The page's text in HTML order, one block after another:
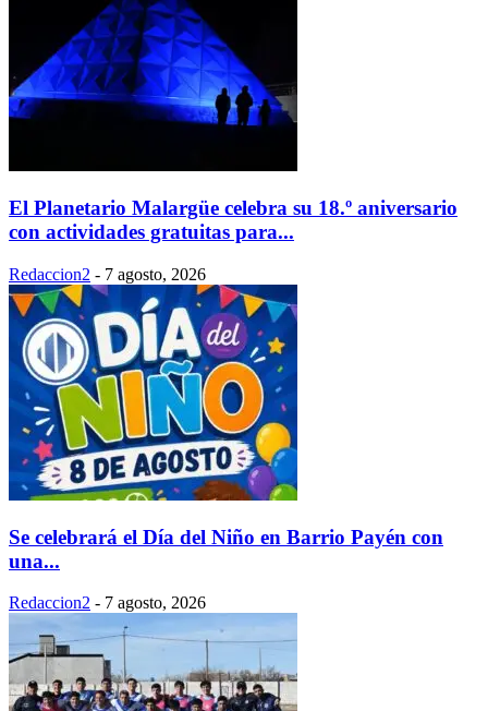
El Planetario Malargüe celebra su 18.º aniversario
con actividades gratuitas para...
Redaccion2 - 7 agosto, 2026
Se celebrará el Día del Niño en Barrio Payén con
una...
Redaccion2 - 7 agosto, 2026